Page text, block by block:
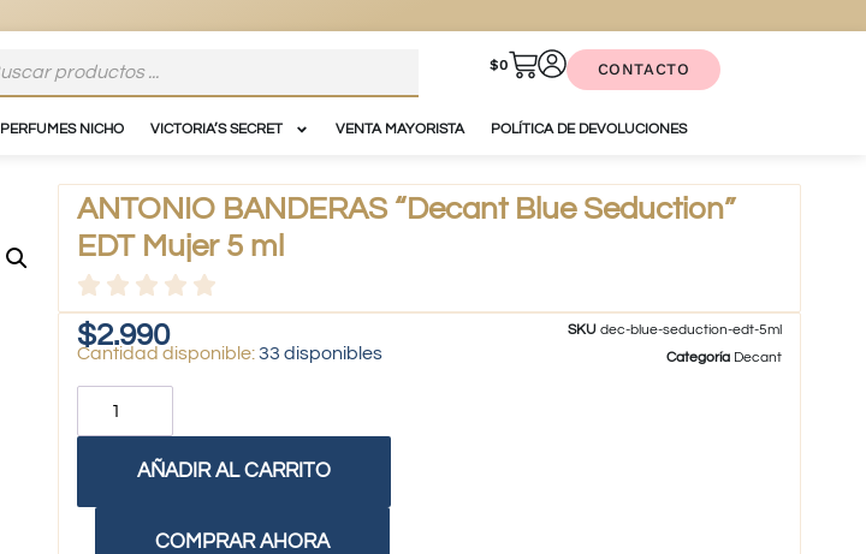
$0 CONTACTO
PERFUMES NICHO VICTORIA’S SECRET VENTA MAYORISTA POLÍTICA DE DEVOLUCIONES
ANTONIO BANDERAS “Decant Blue Seduction”
EDT Mujer 5 ml
$2.990
33 disponibles
AÑADIR AL CARRITO
COMPRAR AHORA
SKUdec-blue-seduction-edt-5ml
Categoría Decant